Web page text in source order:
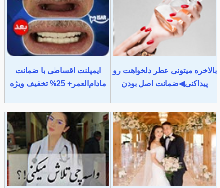
بالاخره میتونی عطر دلخواهت رو
پیداکنی◀ضمانت اصل بودن
ایمپلنت اقساطی با ضمانت
مادام‌العمر+ 25% تخفیف ویژه